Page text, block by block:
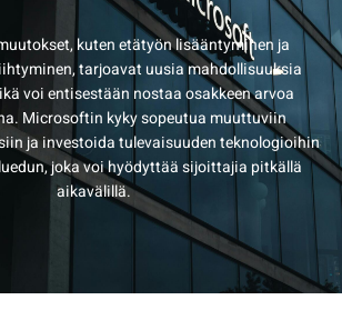
kuten etätyön lisääntyminen ja
tarjoavat uusia mahdollisuuksia
voi entisestään nostaa osakkeen arvoa
Microsoftin kyky sopeutua muuttuviin
ja investoida tulevaisuuden teknologioihin
joka voi hyödyttää sijoittajia pitkällä
aikavälillä.